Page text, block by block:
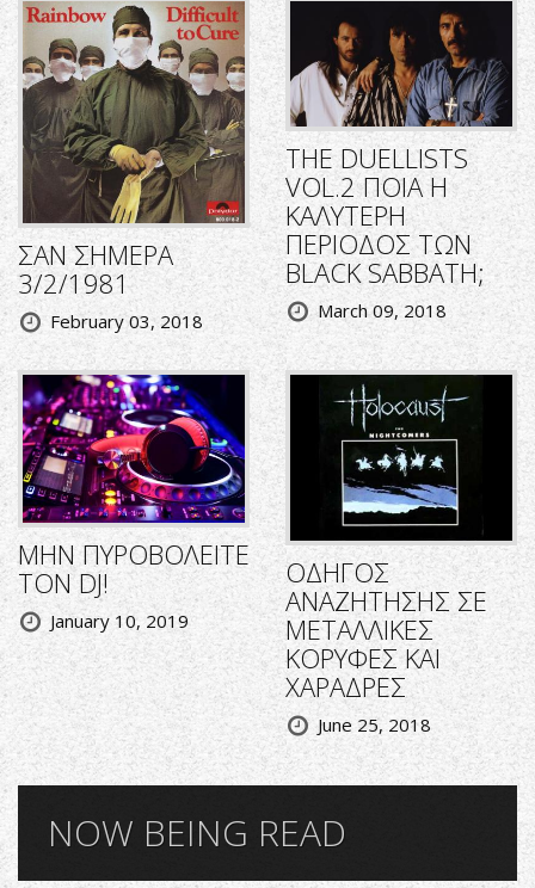
ΣΑΝ ΣΗΜΕΡΑ
3/2/1981
February 03, 2018
THE DUELLISTS
VOL.2 ΠΟΙΑ Η
ΚΑΛΥΤΕΡΗ
ΠΕΡΙΟΔΟΣ ΤΩΝ
BLACK SABBATH;
March 09, 2018
ΜΗΝ ΠΥΡΟΒΟΛΕΙΤΕ
ΤΟΝ DJ!
January 10, 2019
ΟΔΗΓΟΣ
ΑΝΑΖΗΤΗΣΗΣ ΣΕ
ΜΕΤΑΛΛΙΚΕΣ
ΚΟΡΥΦΕΣ ΚΑΙ
ΧΑΡΑΔΡΕΣ
June 25, 2018
NOW BEING READ